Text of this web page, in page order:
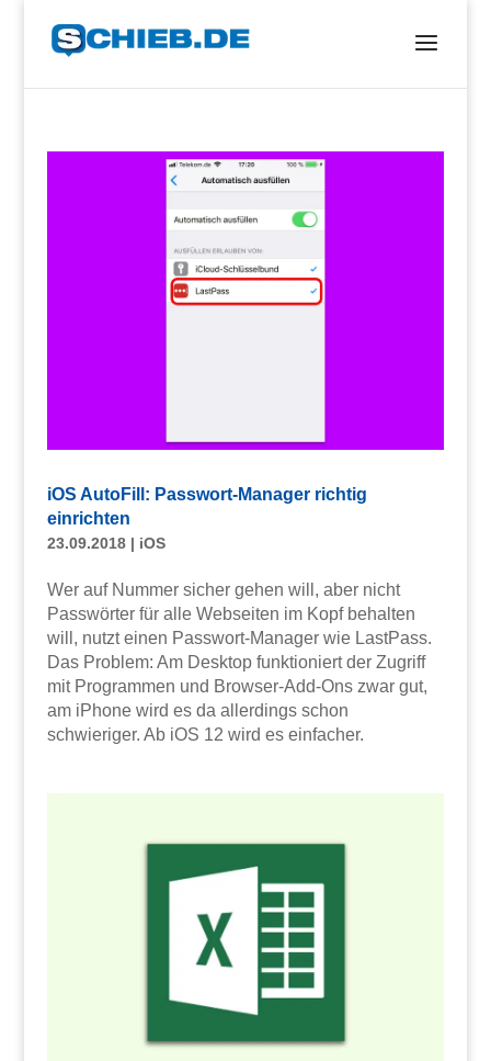
iOS AutoFill: Passwort-Manager richtig
einrichten
23.09.2018| iOS
Wer auf Nummer sicher gehen will, aber nicht
Passwörter für alle Webseiten im Kopf behalten
will, nutzt einen Passwort-Manager wie LastPass.
Das Problem: Am Desktop funktioniert der Zugriff
mit Programmen und Browser-Add-Ons zwar gut,
am iPhone wird es da allerdings schon
schwieriger. Ab iOS 12 wird es einfacher.